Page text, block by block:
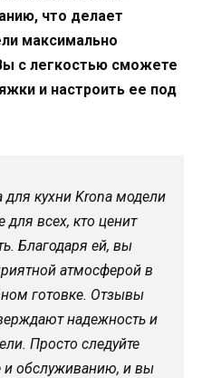
что делает
максимально
с легкостью сможете
и настроить ее под
кухни Krona модели
всех, кто ценит
Благодаря ей, вы
атмосферой в
готовке. Отзывы
надежность и
Просто следуйте
и обслуживанию, и вы